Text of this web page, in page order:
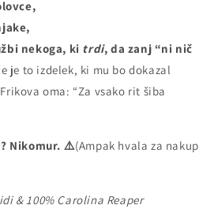
nekoga, ki trdi, da zanj “ni nič
je to izdelek, ki mu bo dokazal
oma: “Za vsako rit šiba
Nikomur. ⚠️(Ampak hvala za nakup
& 100% Carolina Reaper